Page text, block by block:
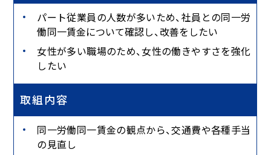
パート従業員の人数が多いため、社員との同一労
働同一賃金について確認し、改善をしたい
女性が多い職場のため、女性の働きやすさを強化
したい
取組内容
同一労働同一賃金の観点から、交通費や各種手当
の見直し